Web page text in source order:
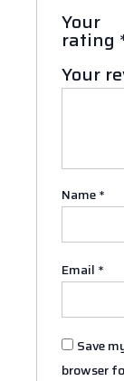
Your
rating
Your
Name*
Email *
Save
browser